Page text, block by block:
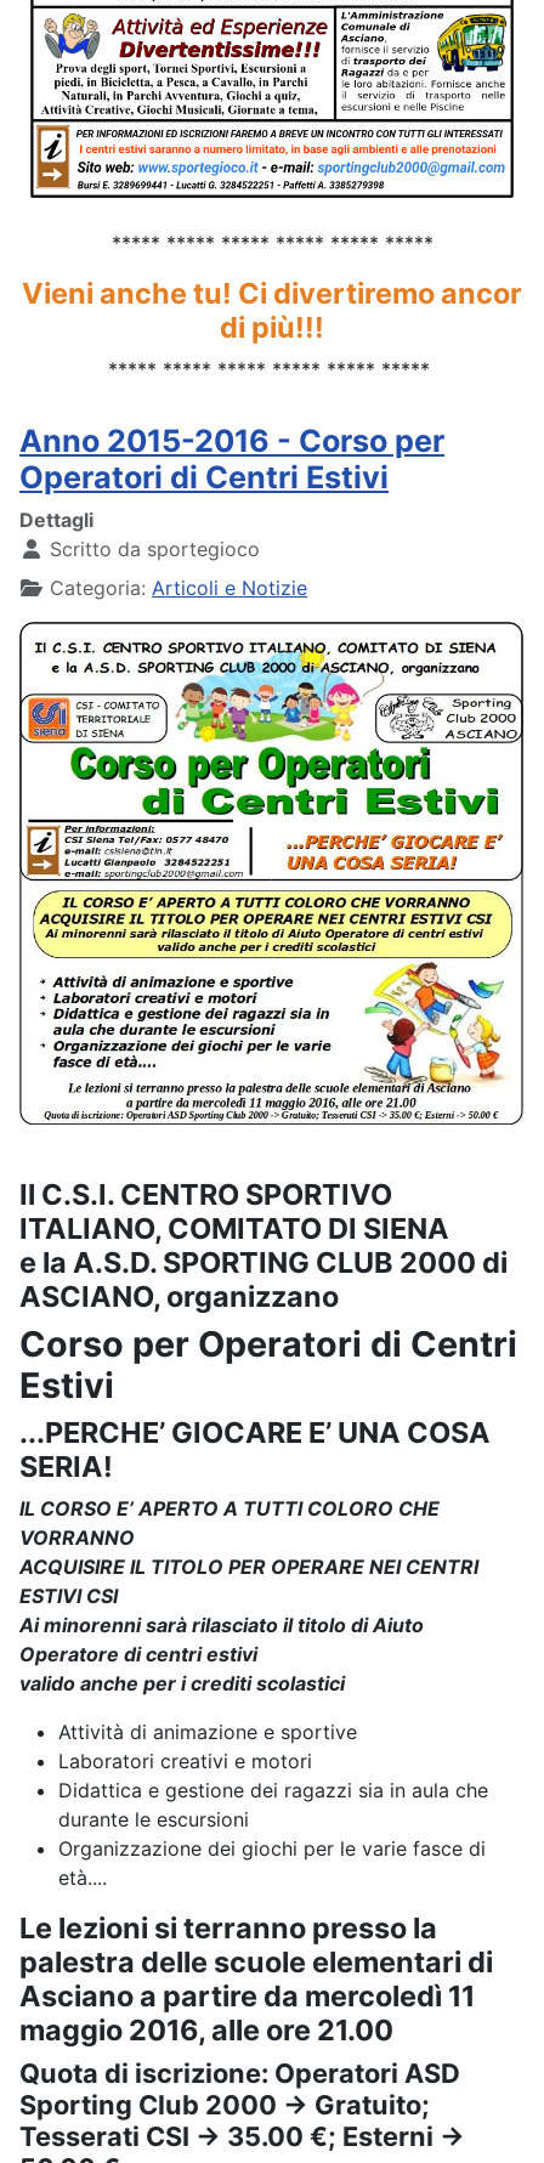
***** ***** ***** ***** ***** *****
Vieni anche tu! Ci divertiremo ancor
di più!!!
***** ***** ***** ***** ***** *****
Anno 2015-2016 - Corso per
Operatori di Centri Estivi
Dettagli
Scritto da sportegioco
Categoria: Articoli e Notizie
Il C.S.I. CENTRO SPORTIVO
ITALIANO, COMITATO DI SIENA
e la A.S.D. SPORTING CLUB 2000 di
ASCIANO, organizzano
Corso per Operatori di Centri
Estivi
...PERCHE’ GIOCARE E’ UNA COSA
SERIA!
IL CORSO E’ APERTO A TUTTI COLORO CHE
VORRANNO
ACQUISIRE IL TITOLO PER OPERARE NEI CENTRI
ESTIVI CSI
Ai minorenni sarà rilasciato il titolo di Aiuto
Operatore di centri estivi
valido anche per i crediti scolastici
Attività di animazione e sportive
Laboratori creativi e motori
Didattica e gestione dei ragazzi sia in aula che
durante le escursioni
Organizzazione dei giochi per le varie fasce di
età....
Le lezioni si terranno presso la
palestra delle scuole elementari di
Asciano a partire da mercoledì 11
maggio 2016, alle ore 21.00
Quota di iscrizione: Operatori ASD
Sporting Club 2000 -> Gratuito;
Tesserati CSI -> 35.00 €; Esterni ->